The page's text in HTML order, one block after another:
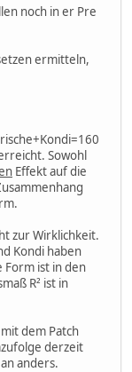
noch in er Pre
ermitteln,
Sowohl
Effekt auf die
zur Wirklichkeit.
Kondi haben
Form ist in den
R² ist in
dem Patch
derzeit
anders.